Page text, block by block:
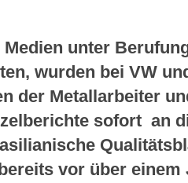
unter
wurden bei VW
der Metallarbeiter
sofort an
vor über